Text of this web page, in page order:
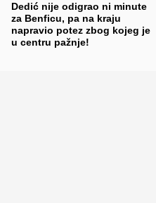
Dedić nije odigrao ni minute
za Benficu, pa na kraju
napravio potez zbog kojeg je
u centru pažnje!